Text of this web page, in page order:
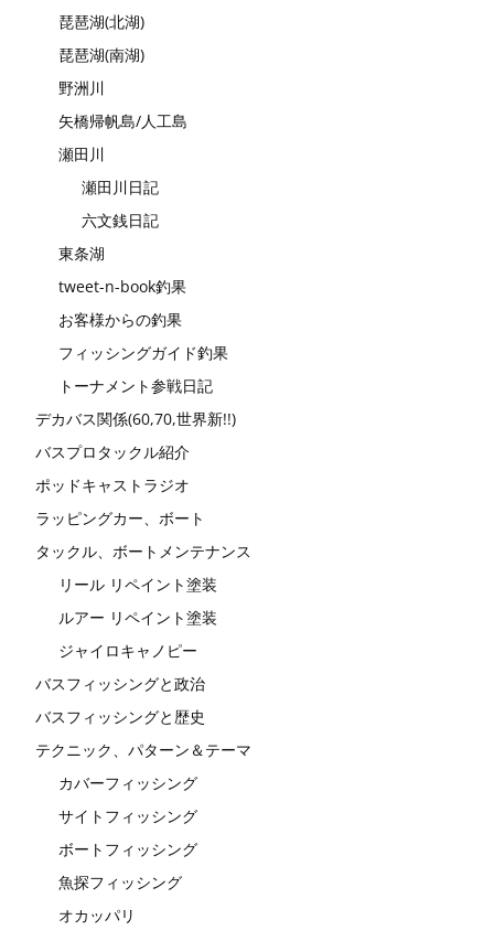
琵琶湖(北湖)
琵琶湖(南湖)
野洲川
矢橋帰帆島/人工島
瀬田川
瀬田川日記
六文銭日記
東条湖
tweet-n-book釣果
お客様からの釣果
フィッシングガイド釣果
トーナメント参戦日記
デカバス関係(60,70,世界新!!)
バスプロタックル紹介
ポッドキャストラジオ
ラッピングカー、ボート
タックル、ボートメンテナンス
リール リペイント塗装
ルアー リペイント塗装
ジャイロキャノピー
バスフィッシングと政治
バスフィッシングと歴史
テクニック、パターン＆テーマ
カバーフィッシング
サイトフィッシング
ボートフィッシング
魚探フィッシング
オカッパリ